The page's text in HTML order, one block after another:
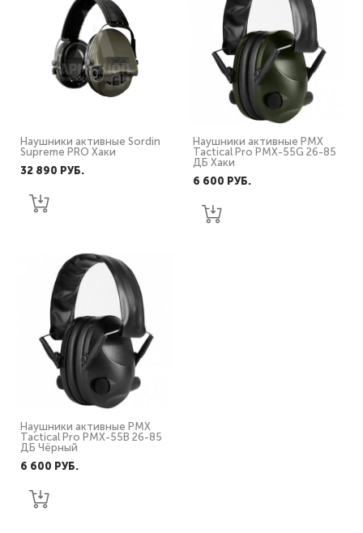
Наушники активные Sordin
Supreme PRO Хаки
32 890 PУБ.
Наушники активные PMX
Tactical Pro PMX-55G 26-85
ДБ Хаки
6 600 PУБ.
Наушники активные PMX
Tactical Pro PMX-55B 26-85
ДБ Чёрный
6 600 PУБ.